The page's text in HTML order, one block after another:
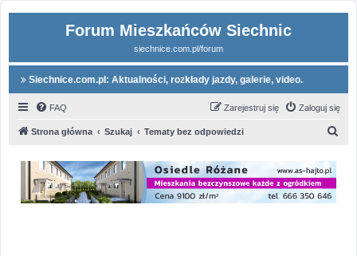
Forum Mieszkańców Siechnic
siechnice.com.pl/forum
Siechnice.com.pl: Aktualności, rozkłady jazdy, galerie, video.
FAQ Zaloguj się
Zarejestruj się
Strona główna Szukaj Tematy bez odpowiedzi